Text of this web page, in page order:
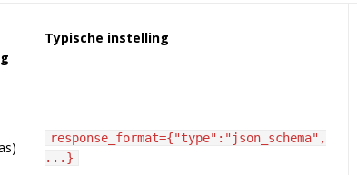
Typische instelling
response_format={"type":"json_schema",
...}